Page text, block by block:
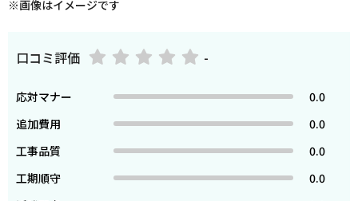
※画像はイメージです
口コミ評価 -
応対マナー
0.0
追加費用
0.0
工事品質
0.0
工期順守
0.0